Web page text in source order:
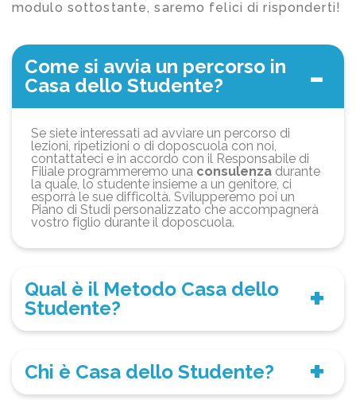
modulo sottostante, saremo felici di risponderti!
Come si avvia un percorso in
Casa dello Studente?
Se siete interessati ad avviare un percorso di
lezioni, ripetizioni o di doposcuola con noi,
contattateci e in accordo con il Responsabile di
Filiale programmeremo una consulenza durante
la quale, lo studente insieme a un genitore, ci
esporrà le sue difficoltà. Svilupperemo poi un
Piano di Studi personalizzato che accompagnerà
vostro figlio durante il doposcuola.
Qual è il Metodo Casa dello
Studente?
Chi è Casa dello Studente?